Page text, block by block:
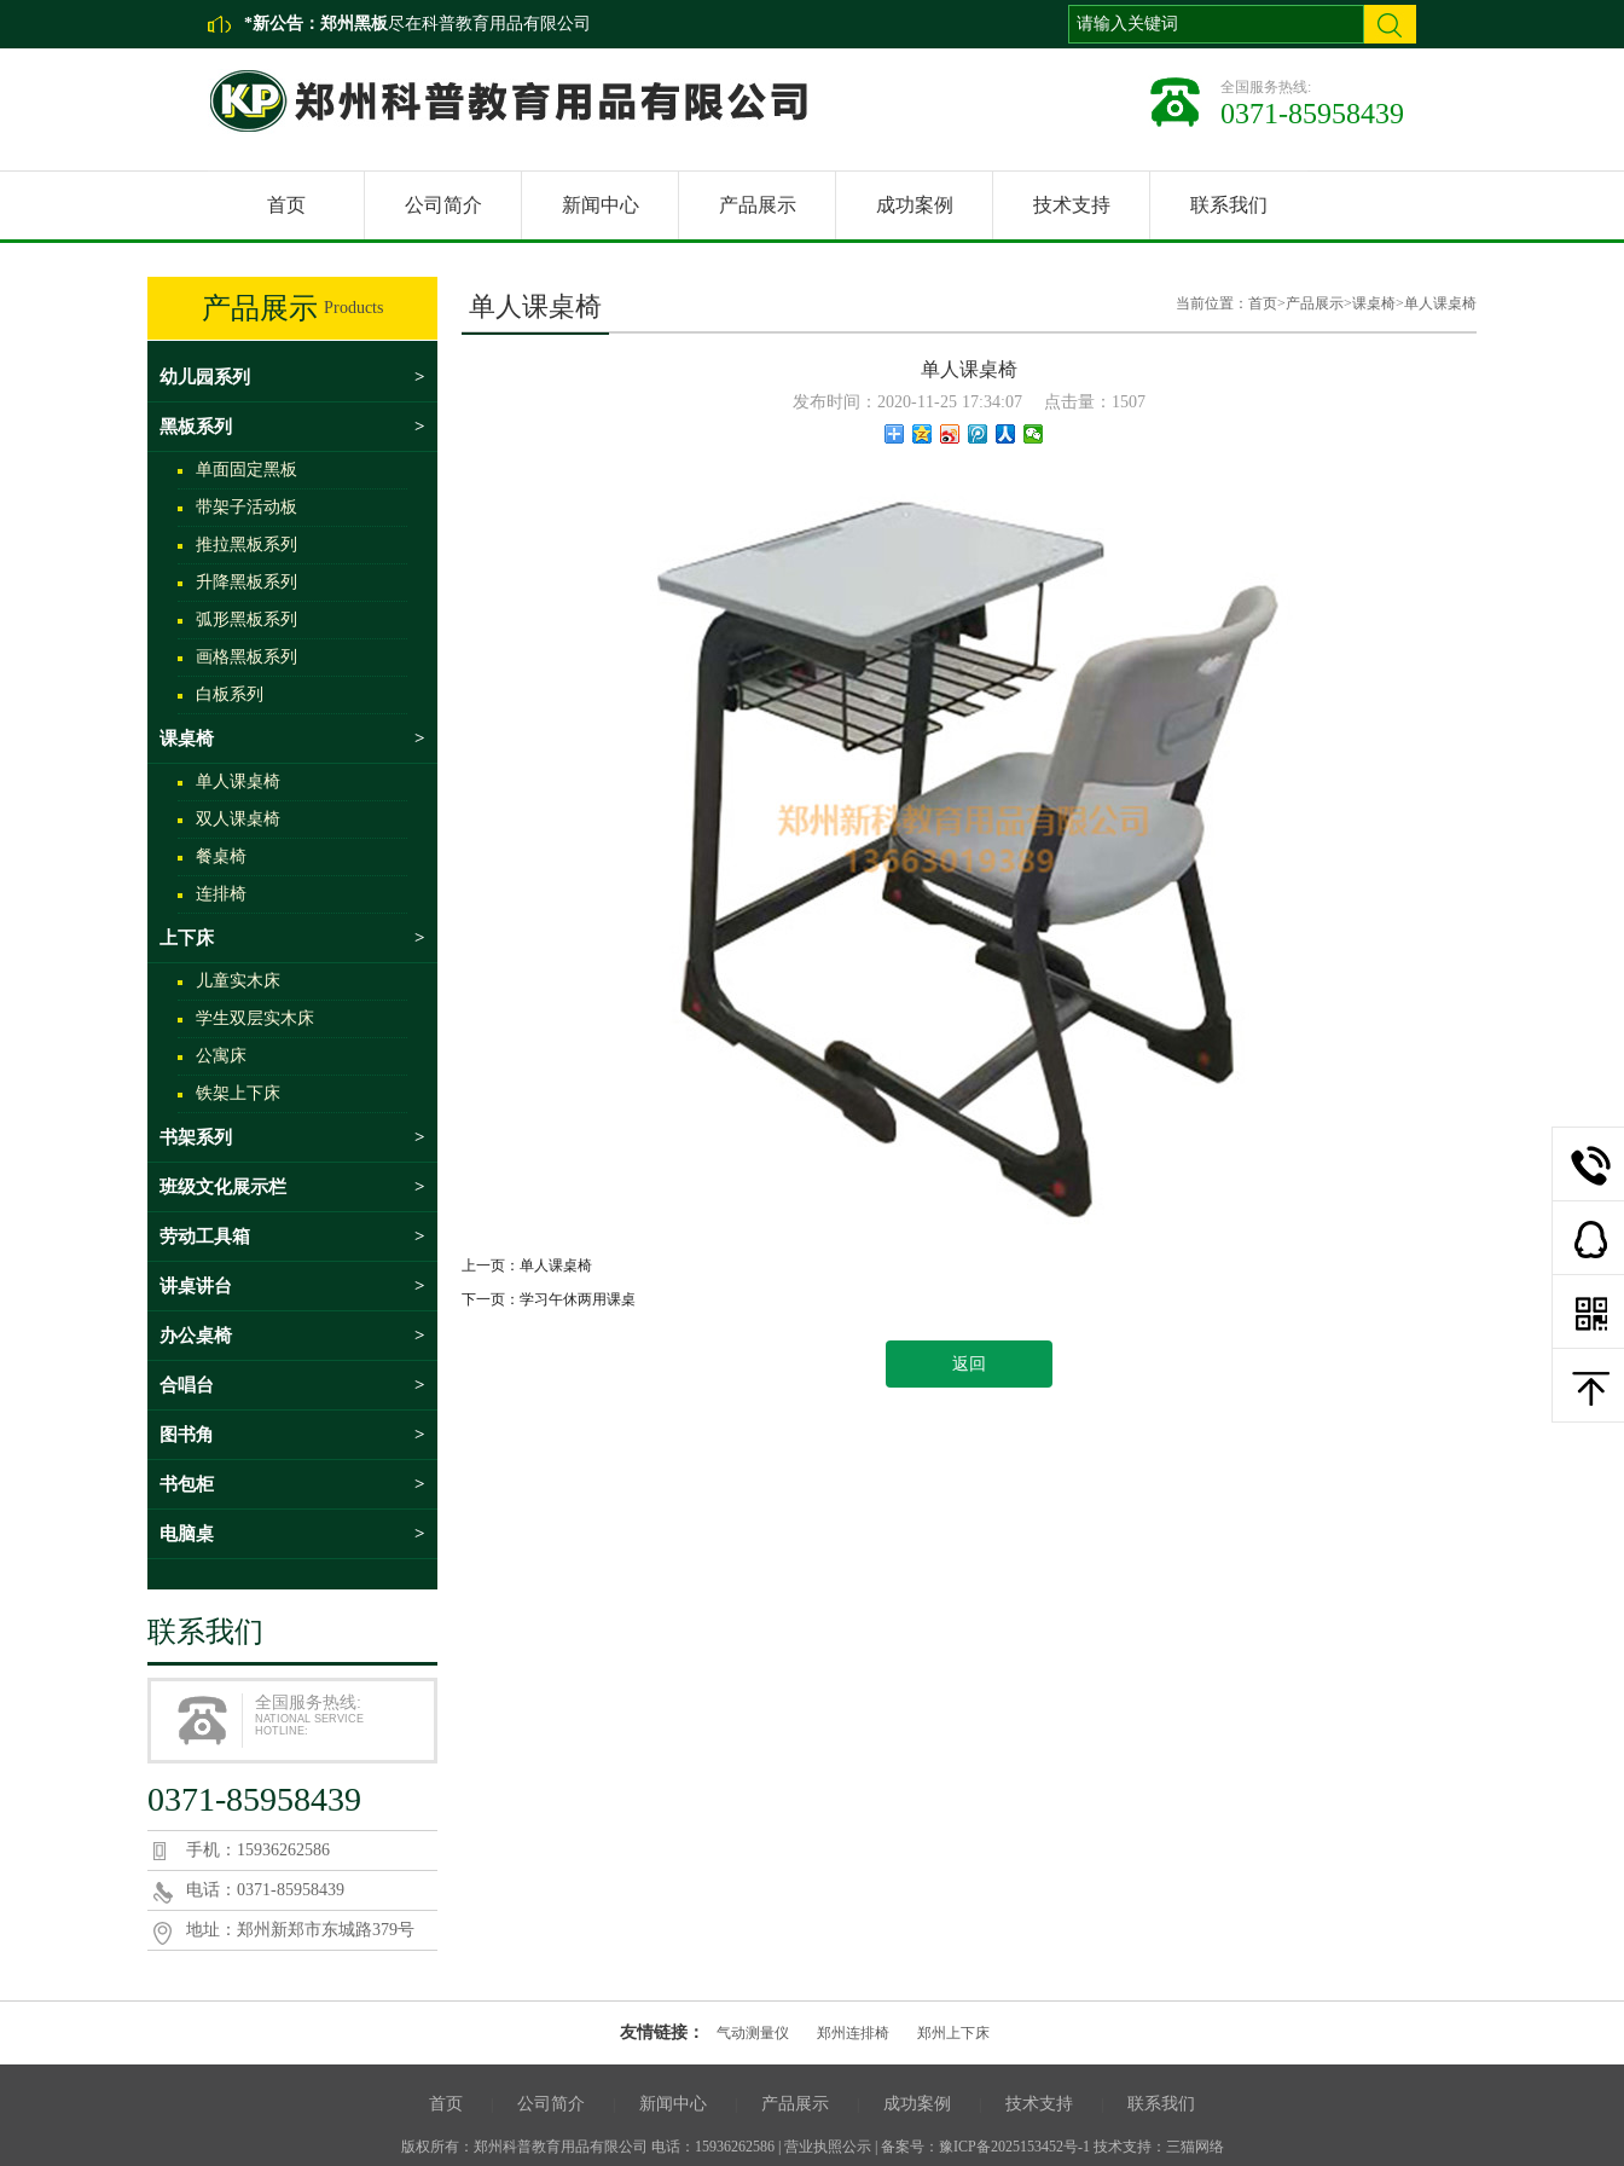
*新公告： 郑州黑板尽在科普教育用品有限公司
全国服务热线:
0371-85958439
首页 公司简介 新闻中心 产品展示 成功案例 技术支持 联系我们
产品展示 Products
>
幼儿园系列
>
黑板系列
单面固定黑板
带架子活动板
推拉黑板系列
升降黑板系列
弧形黑板系列
画格黑板系列
白板系列
>
课桌椅
单人课桌椅
双人课桌椅
餐桌椅
连排椅
>
上下床
儿童实木床
学生双层实木床
公寓床
铁架上下床
>
书架系列
>
班级文化展示栏
>
劳动工具箱
>
讲桌讲台
>
办公桌椅
>
合唱台
>
图书角
>
书包柜
>
电脑桌
联系我们
全国服务热线:
NATIONAL SERVICE
HOTLINE:
0371-85958439
手机：15936262586
电话：0371-85958439
地址：郑州新郑市东城路379号
单人课桌椅 当前位置： 首页>产品展示>课桌椅>单人课桌椅
单人课桌椅
发布时间：2020-11-25 17:34:07 点击量：1507
上一页： 单人课桌椅
下一页： 学习午休两用课桌
返回
友情链接： 气动测量仪 郑州连排椅 郑州上下床
首页 公司简介 新闻中心 产品展示 成功案例 技术支持 联系我们
版权所有：郑州科普教育用品有限公司 电话：15936262586 | 营业执照公示| 备案号： 豫ICP备2025153452号-1 技术支持： 三猫网络